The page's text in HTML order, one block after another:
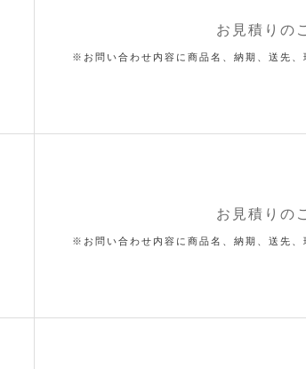
お見積りの
※お問い合わせ内容に商品名、納期、送先、
お見積りの
※お問い合わせ内容に商品名、納期、送先、